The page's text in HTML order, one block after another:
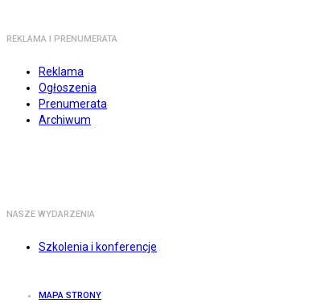
REKLAMA I PRENUMERATA
Reklama
Ogłoszenia
Prenumerata
Archiwum
NASZE WYDARZENIA
Szkolenia i konferencje
MAPA STRONY